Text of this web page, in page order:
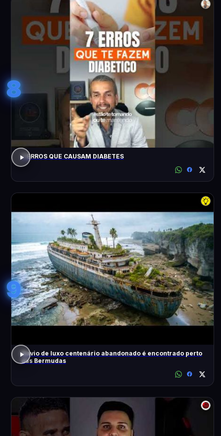
8
7 ERROS QUE CAUSAM DIABETES
9
Navio de luxo centenário abandonado é encontrado perto
das Bermudas